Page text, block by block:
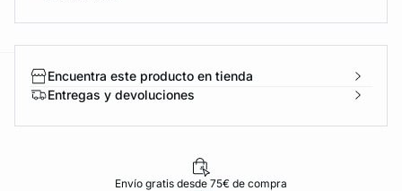
Encuentra este producto en tienda
Entregas y devoluciones
Envío gratis desde 75€ de compra